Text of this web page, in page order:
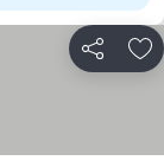
Partilhar